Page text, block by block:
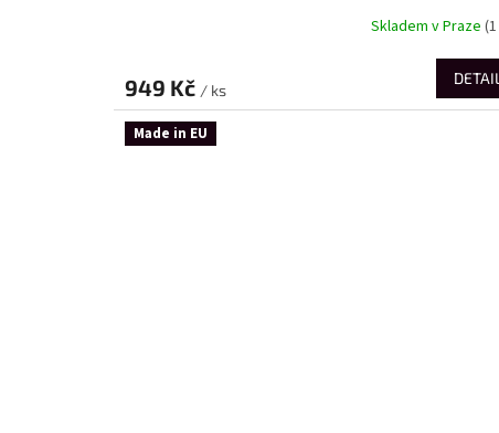
Skladem v Praze
949 Kč / ks
DETAIL
Made in EU